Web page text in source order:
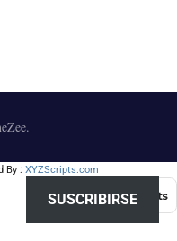
By : XYZScripts.com
SUSCRIBIRSE